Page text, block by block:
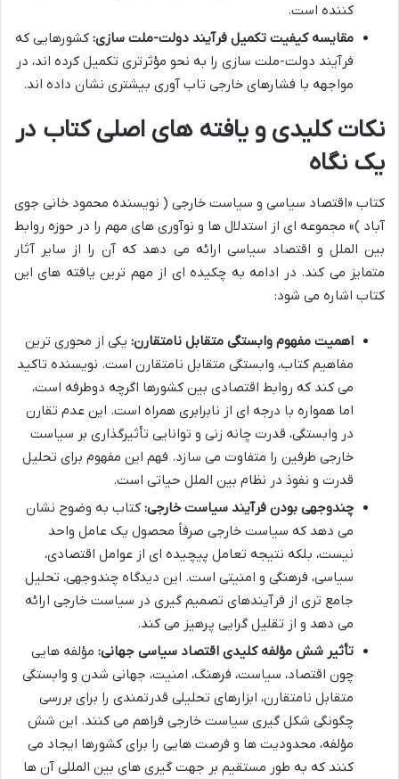
کننده است.
مقایسه کیفیت تکمیل فرآیند دولت-ملت سازی: کشورهایی که
فرآیند دولت-ملت سازی را به نحو مؤثرتری تکمیل کرده اند، در
مواجهه با فشارهای خارجی تاب آوری بیشتری نشان داده اند.
نکات کلیدی و یافته های اصلی کتاب در
یک نگاه
کتاب «اقتصاد سیاسی و سیاست خارجی ( نویسنده محمود خانی جوی
آباد )» مجموعه ای از استدلال ها و نوآوری های مهم را در حوزه روابط
بین الملل و اقتصاد سیاسی ارائه می دهد که آن را از سایر آثار
متمایز می کند. در ادامه به چکیده ای از مهم ترین یافته های این
کتاب اشاره می شود:
اهمیت مفهوم وابستگی متقابل نامتقارن: یکی از محوری ترین
مفاهیم کتاب، وابستگی متقابل نامتقارن است. نویسنده تاکید
می کند که روابط اقتصادی بین کشورها اگرچه دوطرفه است،
اما همواره با درجه ای از نابرابری همراه است. این عدم تقارن
در وابستگی، قدرت چانه زنی و توانایی تأثیرگذاری بر سیاست
خارجی طرفین را متفاوت می سازد. فهم این مفهوم برای تحلیل
قدرت و نفوذ در نظام بین الملل حیاتی است.
چندوجهی بودن فرآیند سیاست خارجی: کتاب به وضوح نشان
می دهد که سیاست خارجی صرفاً محصول یک عامل واحد
نیست، بلکه نتیجه تعامل پیچیده ای از عوامل اقتصادی،
سیاسی، فرهنگی و امنیتی است. این دیدگاه چندوجهی، تحلیل
جامع تری از فرآیندهای تصمیم گیری در سیاست خارجی ارائه
می دهد و از تقلیل گرایی پرهیز می کند.
تأثیر شش مؤلفه کلیدی اقتصاد سیاسی جهانی: مؤلفه هایی
چون اقتصاد، سیاست، فرهنگ، امنیت، جهانی شدن و وابستگی
متقابل نامتقارن، ابزارهای تحلیلی قدرتمندی را برای بررسی
چگونگی شکل گیری سیاست خارجی فراهم می کنند. این شش
مؤلفه، محدودیت ها و فرصت هایی را برای کشورها ایجاد می
کنند که به طور مستقیم بر جهت گیری های بین المللی آن ها